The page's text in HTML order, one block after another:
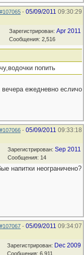
#107065 - 05/09/2011 09:30:29
Зарегистрирован: Apr 2011
Сообщения: 2,516
попить
ежедневно есличо
#107066 - 05/09/2011 09:33:18
Зарегистрирован: Sep 2011
Сообщения: 14
напитки неограничено?
#107067 - 05/09/2011 09:34:07
Зарегистрирован: Dec 2009
Сообщения: 6,911